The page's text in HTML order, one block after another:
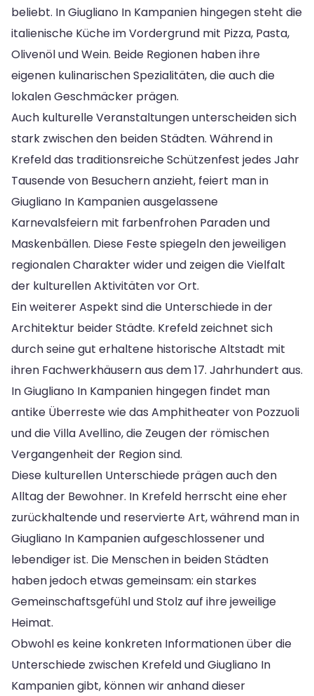
beliebt. In Giugliano In Kampanien hingegen steht die
italienische Küche im Vordergrund mit Pizza, Pasta,
Olivenöl und Wein. Beide Regionen haben ihre
eigenen kulinarischen Spezialitäten, die auch die
lokalen Geschmäcker prägen.
Auch kulturelle Veranstaltungen unterscheiden sich
stark zwischen den beiden Städten. Während in
Krefeld das traditionsreiche Schützenfest jedes Jahr
Tausende von Besuchern anzieht, feiert man in
Giugliano In Kampanien ausgelassene
Karnevalsfeiern mit farbenfrohen Paraden und
Maskenbällen. Diese Feste spiegeln den jeweiligen
regionalen Charakter wider und zeigen die Vielfalt
der kulturellen Aktivitäten vor Ort.
Ein weiterer Aspekt sind die Unterschiede in der
Architektur beider Städte. Krefeld zeichnet sich
durch seine gut erhaltene historische Altstadt mit
ihren Fachwerkhäusern aus dem 17. Jahrhundert aus.
In Giugliano In Kampanien hingegen findet man
antike Überreste wie das Amphitheater von Pozzuoli
und die Villa Avellino, die Zeugen der römischen
Vergangenheit der Region sind.
Diese kulturellen Unterschiede prägen auch den
Alltag der Bewohner. In Krefeld herrscht eine eher
zurückhaltende und reservierte Art, während man in
Giugliano In Kampanien aufgeschlossener und
lebendiger ist. Die Menschen in beiden Städten
haben jedoch etwas gemeinsam: ein starkes
Gemeinschaftsgefühl und Stolz auf ihre jeweilige
Heimat.
Obwohl es keine konkreten Informationen über die
Unterschiede zwischen Krefeld und Giugliano In
Kampanien gibt, können wir anhand dieser